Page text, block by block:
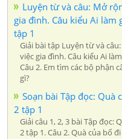
Luyện từ và câu: Mở
gia đình. Câu kiểu Ai làm
tập 1
Giải bài tập Luyện từ và
việc gia đình. Câu kiểu Ai
Câu 2. Em tìm các bộ phận
gì?
Soạn bài Tập đọc: Quà
2 tập 1
Giải câu 1, 2, 3 bài Tập đọc:
2 tập 1. Câu 2. Quà của bố